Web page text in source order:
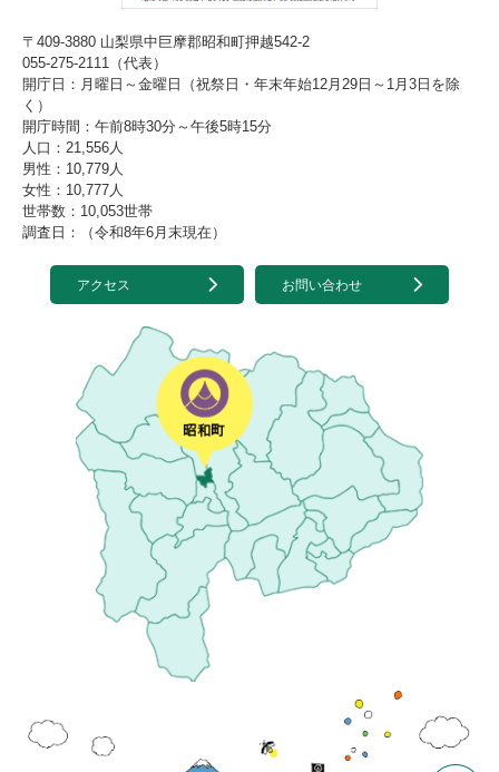
〒409-3880 山梨県中巨摩郡昭和町押越542-2
055-275-2111（代表）
開庁日：月曜日～金曜日（祝祭日・年末年始12月29日～1月3日を除
く）
開庁時間：午前8時30分～午後5時15分
人口：21,556人
男性：10,779人
女性：10,777人
世帯数：10,053世帯
調査日：（令和8年6月末現在）
アクセス お問い合わせ